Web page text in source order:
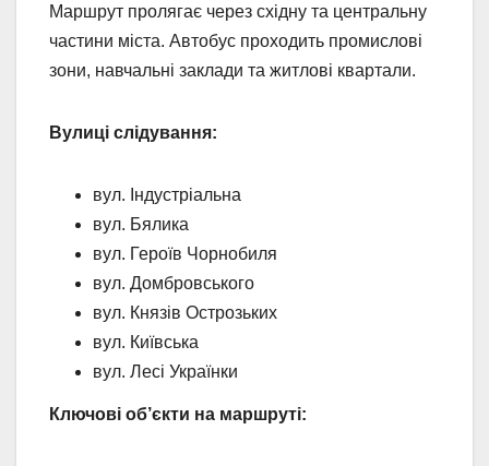
Маршрут пролягає через східну та центральну
частини міста. Автобус проходить промислові
зони, навчальні заклади та житлові квартали.
Вулиці слідування:
вул. Індустріальна
вул. Бялика
вул. Героїв Чорнобиля
вул. Домбровського
вул. Князів Острозьких
вул. Київська
вул. Лесі Українки
Ключові об’єкти на маршруті: